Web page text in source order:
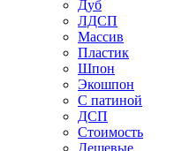
Дуб
ЛДСП
Массив
Пластик
Шпон
Экошпон
С патиной
ДСП
Стоимость
Дешевые